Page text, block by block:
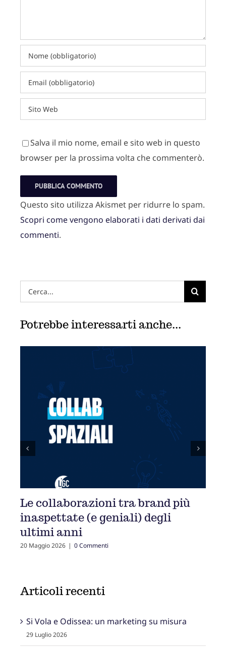
Salva il mio nome, email e sito web in questo
browser per la prossima volta che commenterò.
Questo sito utilizza Akismet per ridurre lo spam.
Scopri come vengono elaborati i dati derivati dai
commenti.
Hai
cercato:
Potrebbe interessarti anche...
più
La comunicazione delle
compagnie aeree in tempi di
incertezza
24 Aprile 2026 | 0 Commenti
Articoli recenti
Si Vola e Odissea: un marketing su misura
29 Luglio 2026